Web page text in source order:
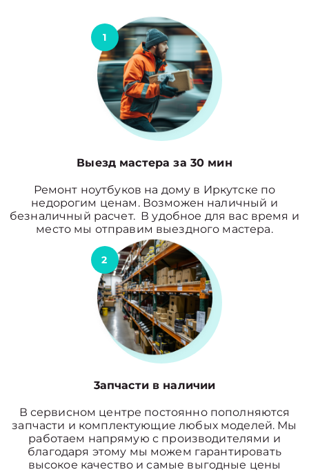
1
Выезд мастера за 30 мин
Ремонт ноутбуков на дому в Иркутске по
недорогим ценам. Возможен наличный и
безналичный расчет. В удобное для вас время и
место мы отправим выездного мастера.
2
3апчасти в наличии
В сервисном центре постоянно пополняются
запчасти и комплектующие любых моделей. Мы
работаем напрямую с производителями и
благодаря этому мы можем гарантировать
высокое качество и самые выгодные цены